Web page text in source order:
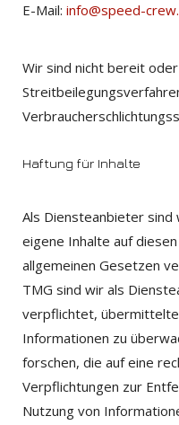
E-Mail: info@speed-
Wir sind nicht bereit
Haftung für Inhalte
Als Diensteanbieter sind
eigene Inhalte auf
allgemeinen Gesetzen
TMG sind wir als
verpflichtet,
Informationen zu
forschen, die auf eine
Verpflichtungen zur
Nutzung von